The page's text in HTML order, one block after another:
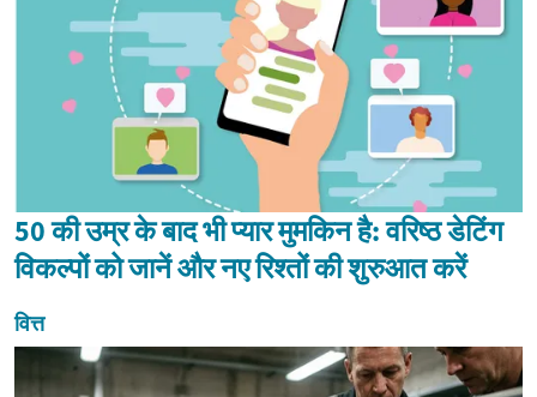
50 की उम्र के बाद भी प्यार मुमकिन है: वरिष्ठ डेटिंग
विकल्पों को जानें और नए रिश्तों की शुरुआत करें
वित्त